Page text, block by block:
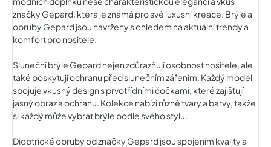
značky Gepard, která je známá pro své luxusní kreace. Brýle a
obruby Gepard jsou navrženy s ohledem na aktuální trendy a
komfort pro nositele.
Sluneční brýle Gepard nejen zdůrazňují osobnost nositele, ale
také poskytují ochranu před slunečním zářením. Každý model
spojuje vkusný design s prvotřídními čočkami, které zajišťují
jasný obraz a ochranu. Kolekce nabízí různé tvary a barvy, takže
si každý může vybrat brýle podle svého stylu.
Dioptrické obruby od značky Gepard jsou spojením kvality a